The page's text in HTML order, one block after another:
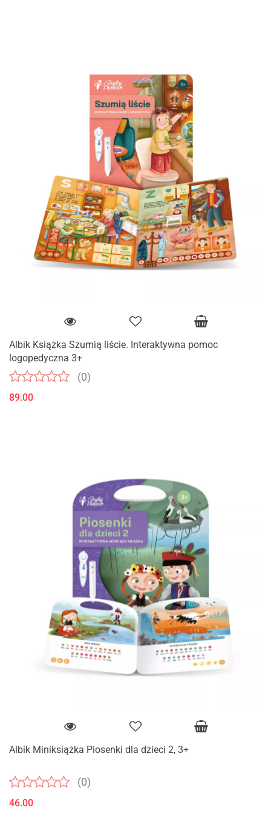
Albik Książka Szumią liście. Interaktywna pomoc
logopedyczna 3+
(0)
89.00
Albik Miniksiążka Piosenki dla dzieci 2, 3+
(0)
46.00